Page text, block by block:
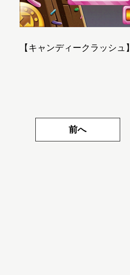
【キャンディークラッシュ】
前へ